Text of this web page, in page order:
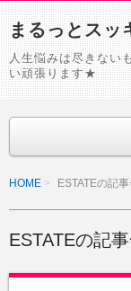
まるっとスッ
人生悩みは尽きない
い頑張ります★
HOME ESTATEの記
ESTATEの記